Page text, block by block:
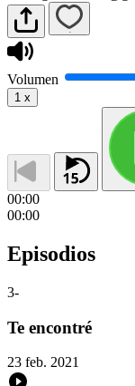
Volumen
1 x
00:00
00:00
Episodios
3-
Te encontré
23 feb. 2021